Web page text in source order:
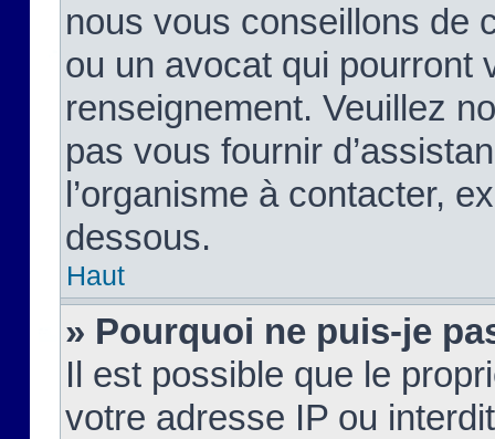
nous vous conseillons de
ou un avocat qui pourront
renseignement. Veuillez
pas vous fournir
l’organisme à contacter,
dessous.
Haut
» Pourquoi ne puis-je
Il est possible que le
votre adresse IP ou